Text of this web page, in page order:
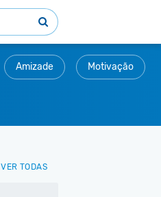
Amizade Motivação
VER TODAS